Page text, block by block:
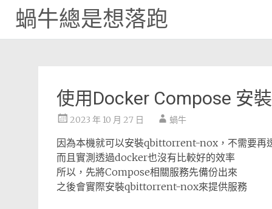
蝸牛總是想落跑
使用Docker Compose 安
2023 年 10 月 27 日 蝸牛
因為本機就可以安裝qbittorrent-nox，不需要再
而且實測透過docker也沒有比較好的效率
所以，先將Compose相關服務先備份出來
之後會實際安裝qbittorrent-nox來提供服務